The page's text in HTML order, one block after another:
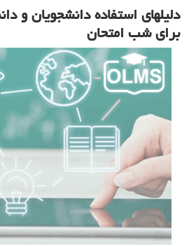
دلیلهای استفاده دانشجویان و
برای شب امتحان